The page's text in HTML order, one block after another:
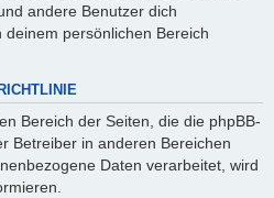
andere Benutzer dich
persönlichen Bereich
Bereich der Seiten, die die phpBB-
Betreiber in anderen Bereichen
Daten verarbeitet, wird